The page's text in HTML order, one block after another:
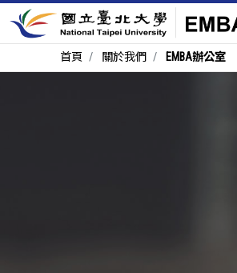
首頁 關於我們 EMBA辦公室